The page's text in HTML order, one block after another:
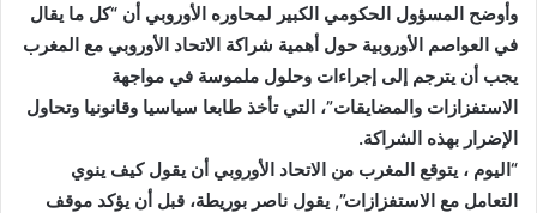
وأوضح المسؤول الحكومي الكبير لمحاوره الأوروبي أن “كل ما يقال
في العواصم الأوروبية حول أهمية شراكة الاتحاد الأوروبي مع المغرب
يجب أن يترجم إلى إجراءات وحلول ملموسة في مواجهة
الاستفزازات والمضايقات”، التي تأخذ طابعا سياسيا وقانونيا وتحاول
الإضرار بهذه الشراكة.
“اليوم ، يتوقع المغرب من الاتحاد الأوروبي أن يقول كيف ينوي
التعامل مع الاستفزازات”, يقول ناصر بوريطة، قبل أن يؤكد موقف